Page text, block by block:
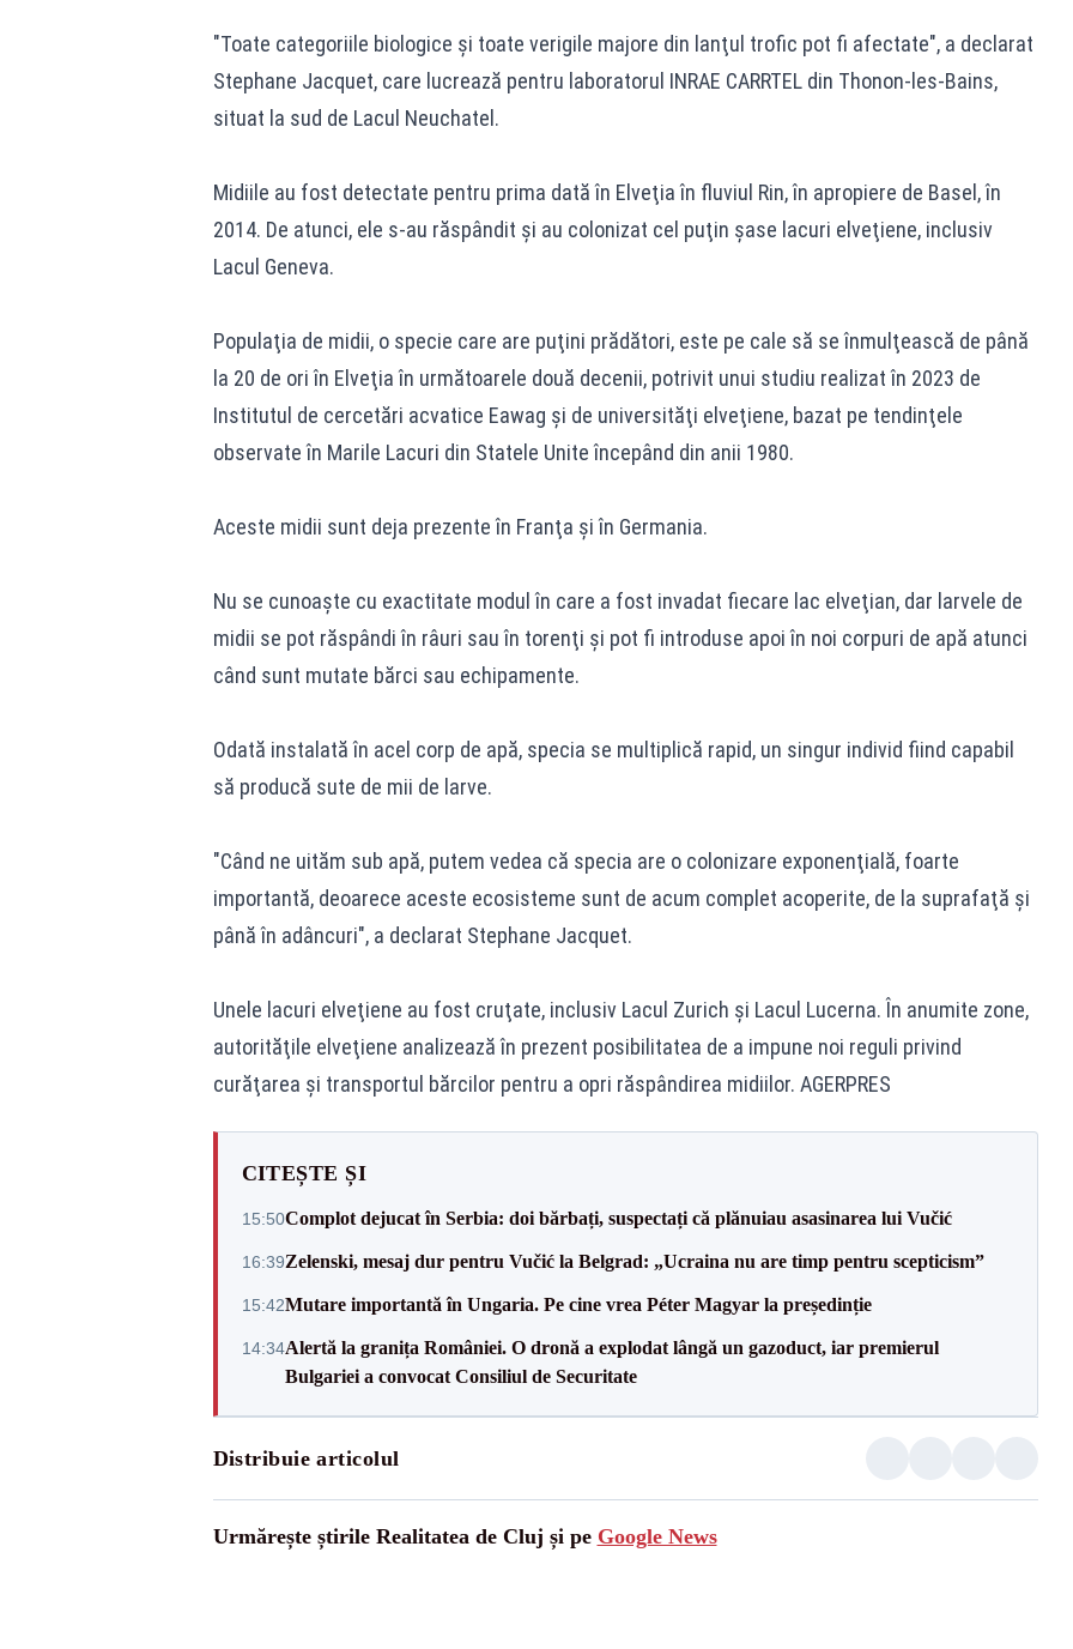
"Toate categoriile biologice şi toate verigile majore din lanţul trofic pot fi afectate", a declarat
Stephane Jacquet, care lucrează pentru laboratorul INRAE CARRTEL din Thonon-les-Bains,
situat la sud de Lacul Neuchatel.
Midiile au fost detectate pentru prima dată în Elveţia în fluviul Rin, în apropiere de Basel, în
2014. De atunci, ele s-au răspândit şi au colonizat cel puţin şase lacuri elveţiene, inclusiv
Lacul Geneva.
Populaţia de midii, o specie care are puţini prădători, este pe cale să se înmulţească de până
la 20 de ori în Elveţia în următoarele două decenii, potrivit unui studiu realizat în 2023 de
Institutul de cercetări acvatice Eawag şi de universităţi elveţiene, bazat pe tendinţele
observate în Marile Lacuri din Statele Unite începând din anii 1980.
Aceste midii sunt deja prezente în Franţa şi în Germania.
Nu se cunoaşte cu exactitate modul în care a fost invadat fiecare lac elveţian, dar larvele de
midii se pot răspândi în râuri sau în torenţi şi pot fi introduse apoi în noi corpuri de apă atunci
când sunt mutate bărci sau echipamente.
Odată instalată în acel corp de apă, specia se multiplică rapid, un singur individ fiind capabil
să producă sute de mii de larve.
"Când ne uităm sub apă, putem vedea că specia are o colonizare exponenţială, foarte
importantă, deoarece aceste ecosisteme sunt de acum complet acoperite, de la suprafaţă şi
până în adâncuri", a declarat Stephane Jacquet.
Unele lacuri elveţiene au fost cruţate, inclusiv Lacul Zurich şi Lacul Lucerna. În anumite zone,
autorităţile elveţiene analizează în prezent posibilitatea de a impune noi reguli privind
curăţarea şi transportul bărcilor pentru a opri răspândirea midiilor. AGERPRES
CITEȘTE ȘI
15:50Complot dejucat în Serbia: doi bărbați, suspectați că plănuiau asasinarea lui Vučić
16:39Zelenski, mesaj dur pentru Vučić la Belgrad: „Ucraina nu are timp pentru scepticism”
15:42Mutare importantă în Ungaria. Pe cine vrea Péter Magyar la președinție
14:34Alertă la granița României. O dronă a explodat lângă un gazoduct, iar premierul
Bulgariei a convocat Consiliul de Securitate
Distribuie articolul
Urmărește știrile Realitatea de Cluj și pe Google News